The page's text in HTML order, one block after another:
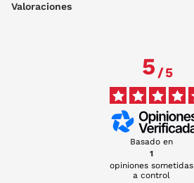
Valoraciones
5 /5
Basado en
1
opiniones sometidas
a control